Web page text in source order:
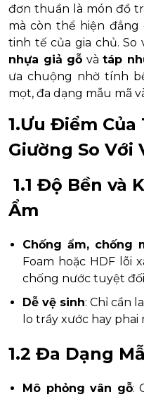
đơn thuần là món đồ
mà còn thể hiện
tinh tế của gia chủ.
nhựa giả gỗ và táp
ưa chuộng nhờ tính
mọt, đa dạng mẫu mã
1.Ưu Điểm
Giường So Với
1.1 Độ Bền và
Ẩm
Chống ẩm, chống
Foam hoặc HDF lõi
chống nước tuyệt
Dễ vệ sinh: Chỉ cần
lo trầy xước hay phai
1.2 Đa Dạng
Mô phỏng vân gỗ: